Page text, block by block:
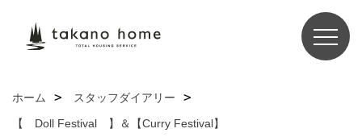
ホーム
スタッフダイアリー
【 Doll Festival 】＆【Curry Festival】